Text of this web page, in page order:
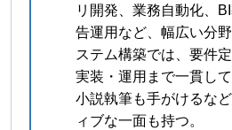
リ開発、業務自動化、
告運用など、幅広い分
ステム構築では、要件
実装・運用まで一貫して
小説執筆も手がけるな
ィブな一面も持つ。